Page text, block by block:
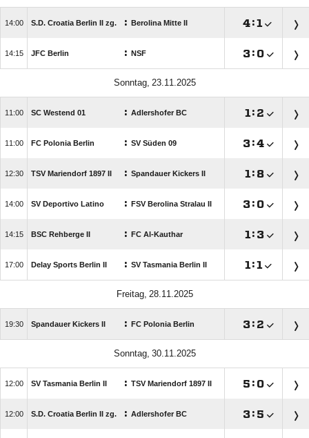
 S.D. Croatia Berlin II zg. : Berolina Mitte II :
 JFC Berlin : NSF : 
 
 SC Westend 01 : Adlershofer BC  : 
 FC Polonia Berlin : SV Süden 09 :
 TSV Mariendorf 1897 II : Spandauer Kickers II  : 
 SV Deportivo Latino : FSV Berolina Stralau II : 
 BSC Rehberge II : FC Al-Kauthar  : 
 Delay Sports Berlin II : SV Tasmania Berlin II  :
 
 Spandauer Kickers II : FC Polonia Berlin : 
 
 SV Tasmania Berlin II : TSV Mariendorf 1897 II  : 
 S.D. Croatia Berlin II zg. : Adlershofer BC : 